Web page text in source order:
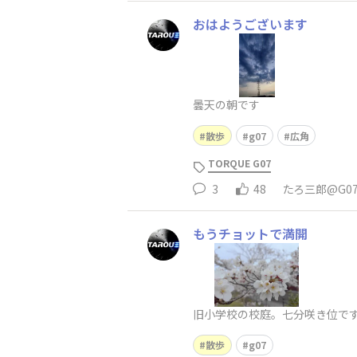
おはようございます
曇天の朝です
散歩 g07 広角
TORQUE G07
3 48 たろ三郎@G07
もうチョットで満開
旧小学校の校庭。七分咲き位です
散歩 g07